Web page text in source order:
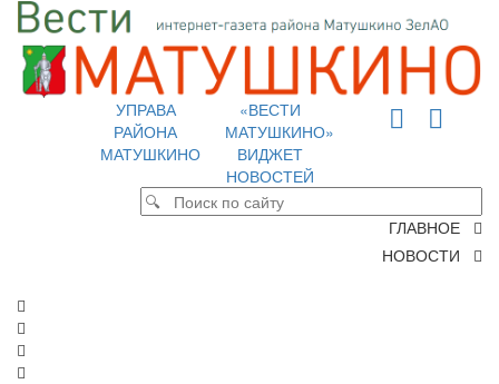
УПРАВА
РАЙОНА
МАТУШКИНО
«ВЕСТИ
МАТУШКИНО»
ВИДЖЕТ
НОВОСТЕЙ
ГЛАВНОЕ
НОВОСТИ